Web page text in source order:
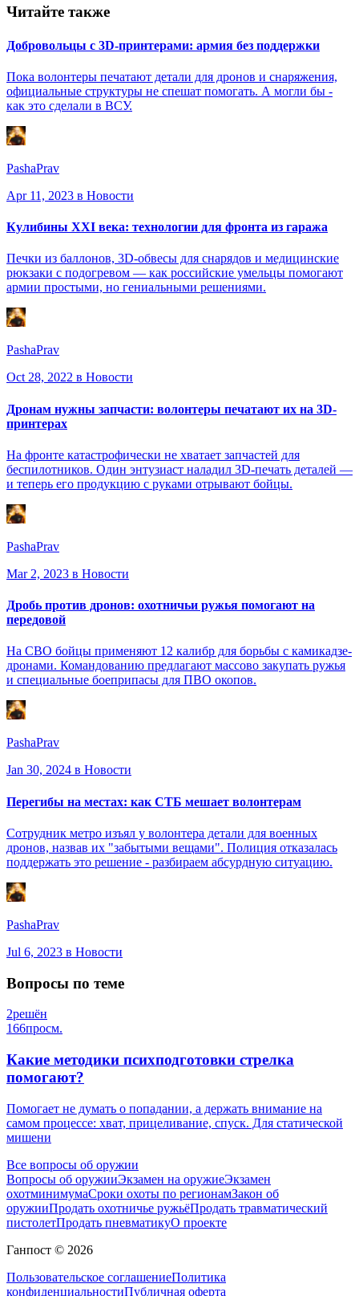
Читайте также
Добровольцы с 3D-принтерами: армия без поддержки
Пока волонтеры печатают детали для дронов и снаряжения,
официальные структуры не спешат помогать. А могли бы -
как это сделали в ВСУ.
PashaPrav
Apr 11, 2023 в Новости
Кулибины XXI века: технологии для фронта из гаража
Печки из баллонов, 3D-обвесы для снарядов и медицинские
рюкзаки с подогревом — как российские умельцы помогают
армии простыми, но гениальными решениями.
PashaPrav
Oct 28, 2022 в Новости
Дронам нужны запчасти: волонтеры печатают их на 3D-
принтерах
На фронте катастрофически не хватает запчастей для
беспилотников. Один энтузиаст наладил 3D-печать деталей —
и теперь его продукцию с руками отрывают бойцы.
PashaPrav
Mar 2, 2023 в Новости
Дробь против дронов: охотничьи ружья помогают на
передовой
На СВО бойцы применяют 12 калибр для борьбы с камикадзе-
дронами. Командованию предлагают массово закупать ружья
и специальные боеприпасы для ПВО окопов.
PashaPrav
Jan 30, 2024 в Новости
Перегибы на местах: как СТБ мешает волонтерам
Сотрудник метро изъял у волонтера детали для военных
дронов, назвав их "забытыми вещами". Полиция отказалась
поддержать это решение - разбираем абсурдную ситуацию.
PashaPrav
Jul 6, 2023 в Новости
Вопросы по теме
2решён
166просм.
Какие методики психподготовки стрелка
помогают?
Помогает не думать о попадании, а держать внимание на
самом процессе: хват, прицеливание, спуск. Для статической
мишени
Все вопросы об оружии
Вопросы об оружииЭкзамен на оружиеЭкзамен
охотминимумаСроки охоты по регионамЗакон об
оружииПродать охотничье ружьёПродать травматический
пистолетПродать пневматикуО проекте
Ганпост © 2026
Пользовательское соглашениеПолитика
конфиденциальностиПубличная оферта